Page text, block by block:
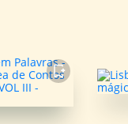
FAVORITO